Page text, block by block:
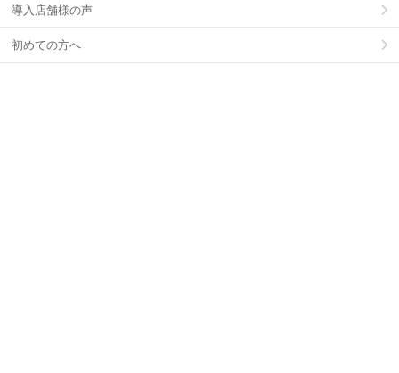
導入店舗様の声
初めての方へ